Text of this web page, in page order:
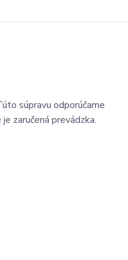
súpravu odporúčame
zaručená prevádzka.